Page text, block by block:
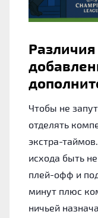
Чтобы не
отделять
экстра-
исхода быть
плей-офф и
минут плюс
ничьей